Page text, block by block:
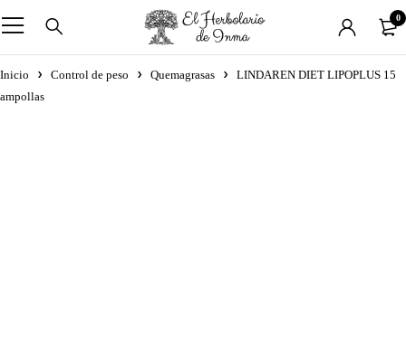
0
Inicio Control de peso Quemagrasas
LINDAREN DIET LIPOPLUS 15
ampollas